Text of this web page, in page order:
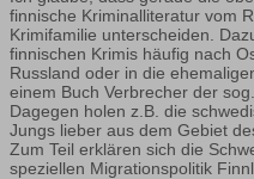
finnische Kriminalliteratur vom
Krimifamilie unterscheiden.
finnischen Krimis häufig nach
Russland oder in die
einem Buch Verbrecher der
Dagegen holen z.B. die
Jungs lieber aus dem Gebiet
Zum Teil erklären sich die
speziellen Migrationspolitik